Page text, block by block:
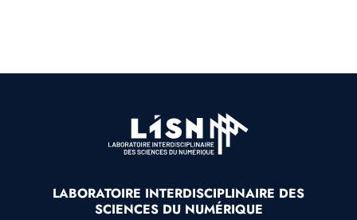
LABORATOIRE INTERDISCIPLINAIRE DES
SCIENCES DU NUMÉRIQUE